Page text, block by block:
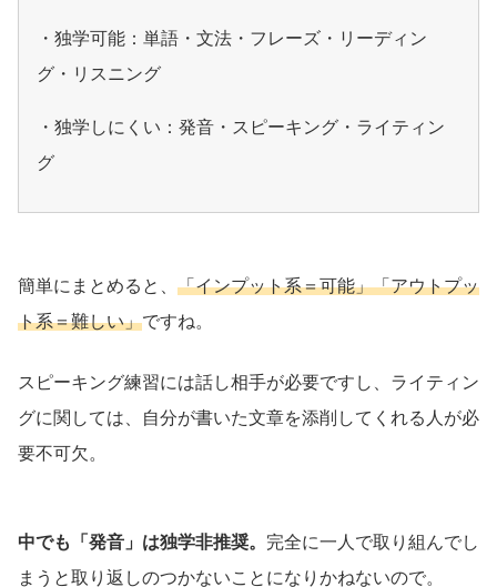
・独学可能：単語・文法・フレーズ・リーディン
グ・リスニング
・独学しにくい：発音・スピーキング・ライティン
グ
簡単にまとめると、 「インプット系＝可能」「アウトプッ
ト系＝難しい」ですね。
スピーキング練習には話し相手が必要ですし、ライティン
グに関しては、自分が書いた文章を添削してくれる人が必
要不可欠。
中でも「発音」は独学非推奨。 完全に一人で取り組んでし
まうと取り返しのつかないことになりかねないので。